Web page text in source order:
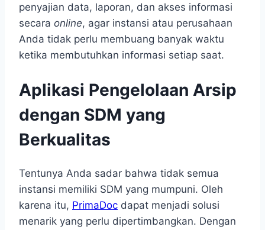
penyajian data, laporan, dan akses informasi
secara online, agar instansi atau perusahaan
Anda tidak perlu membuang banyak waktu
ketika membutuhkan informasi setiap saat.
Aplikasi Pengelolaan Arsip
dengan SDM yang
Berkualitas
Tentunya Anda sadar bahwa tidak semua
instansi memiliki SDM yang mumpuni. Oleh
karena itu, PrimaDoc dapat menjadi solusi
menarik yang perlu dipertimbangkan. Dengan